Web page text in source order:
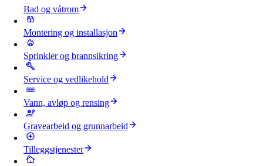
Bad og våtrom
Montering og installasjon
Sprinkler og brannsikring
Service og vedlikehold
Vann, avløp og rensing
Gravearbeid og grunnarbeid
Tilleggstjenester